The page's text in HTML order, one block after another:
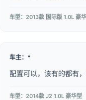
车型：2013款 国际版 1.0L 豪
车主：*
配置可以，该有的都有
车型：2014款 J2 1.0L 豪华型